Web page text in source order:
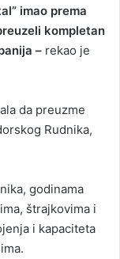
imao prema
kompletan
– rekao je
da preuzme
Rudnika,
godinama
štrajkovima i
i kapaciteta